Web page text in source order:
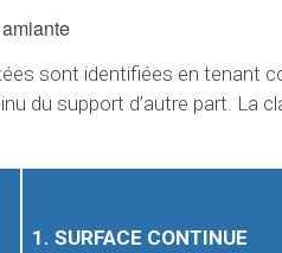
sont identifiées en tenant
du support d’autre part. La
1. SURFACE CONTINUE